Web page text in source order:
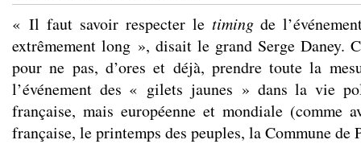
« Il faut savoir respecter le timingde
extrêmement long », disait le grand Serge Daney.
pour ne pas, d’ores et déjà, prendre toute la
l’événement des « gilets jaunes » dans la vie
française, mais européenne et mondiale (comme
française, le printemps des peuples, la Commune de